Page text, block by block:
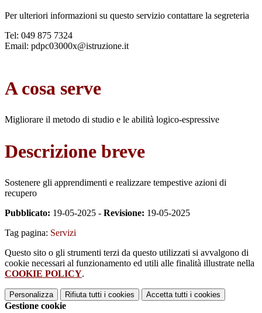
Per ulteriori informazioni su questo servizio contattare la segreteria
Tel: 049 875 7324
Email: pdpc03000x@istruzione.it
A cosa serve
Migliorare il metodo di studio e le abilità logico-espressive
Descrizione breve
Sostenere gli apprendimenti e realizzare tempestive azioni di
recupero
Pubblicato: 19-05-2025 - Revisione: 19-05-2025
Tag pagina: Servizi
Questo sito o gli strumenti terzi da questo utilizzati si avvalgono di
cookie necessari al funzionamento ed utili alle finalità illustrate nella
COOKIE POLICY.
Personalizza Rifiuta tutti i cookies Accetta tutti i cookies
Gestione cookie